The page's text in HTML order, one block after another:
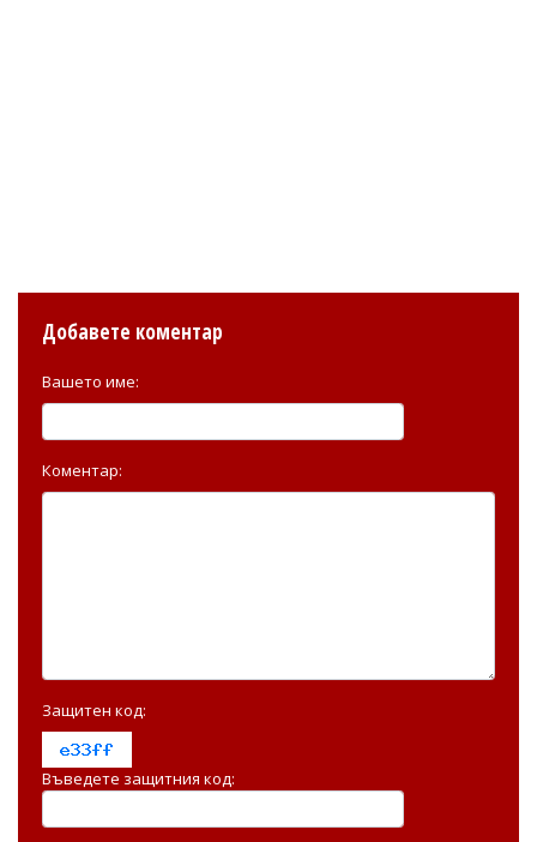
Добавете коментар
Вашето име:
Коментар:
Защитен код:
Въведете защитния код: